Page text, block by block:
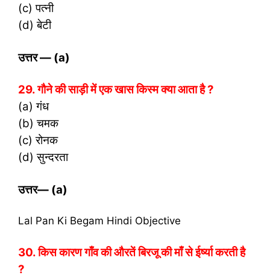
(c) पत्नी
(d) बेटी
उत्तर— (a)
29. गौने की साड़ी में एक खास किस्म क्या आता है ?
(a) गंध
(b) चमक
(c) रोनक
(d) सुन्दरता
उत्तर— (a)
Lal Pan Ki Begam Hindi Objective
30. किस कारण गाँव की औरतें बिरजू की माँ से ईर्ष्या करती है
?